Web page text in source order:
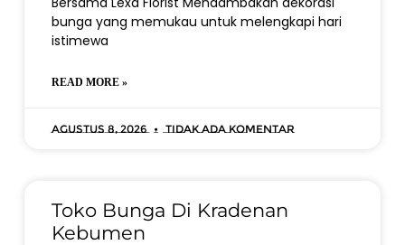
bunga yang memukau untuk melengkapi hari
istimewa
READ MORE »
Agustus 8, 2026 Tidak ada komentar
Toko Bunga Di Kradenan
Kebumen